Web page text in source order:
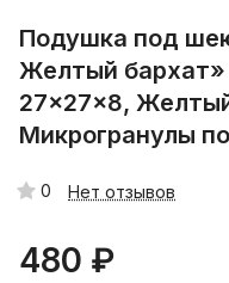
Подушка под
Желтый бархат»
27x27x8,
Микрогранулы
0 Нет отзывов
480 ₽